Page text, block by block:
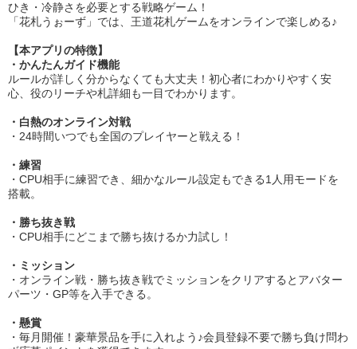
ひき・冷静さを必要とする戦略ゲーム！
「花札うぉーず」では、王道花札ゲームをオンラインで楽しめる♪
【本アプリの特徴】
・かんたんガイド機能
ルールが詳しく分からなくても大丈夫！初心者にわかりやすく安
心、役のリーチや札詳細も一目でわかります。
・白熱のオンライン対戦
・24時間いつでも全国のプレイヤーと戦える！
・練習
・CPU相手に練習でき、細かなルール設定もできる1人用モードを
搭載。
・勝ち抜き戦
・CPU相手にどこまで勝ち抜けるか力試し！
・ミッション
・オンライン戦・勝ち抜き戦でミッションをクリアするとアバター
パーツ・GP等を入手できる。
・懸賞
・毎月開催！豪華景品を手に入れよう♪会員登録不要で勝ち負け問わ